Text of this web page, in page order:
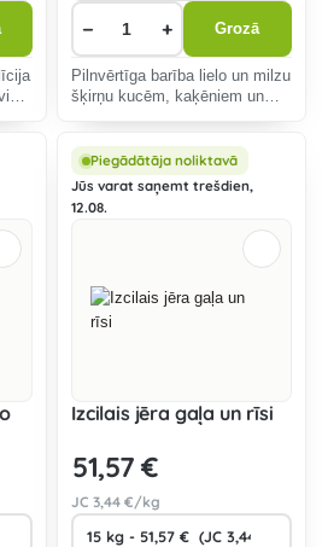
− + Grozā
Pilnvērtīga barība lielo un milzu
šķirņu kucēm, kaķēniem un
olbaltumvielu.
Piegādātāja noliktavā
Jūs varat saņemt trešdien,
12.08.
Izcilais jēra gaļa un rīsi
51,57 €
JC 3,44 €/kg